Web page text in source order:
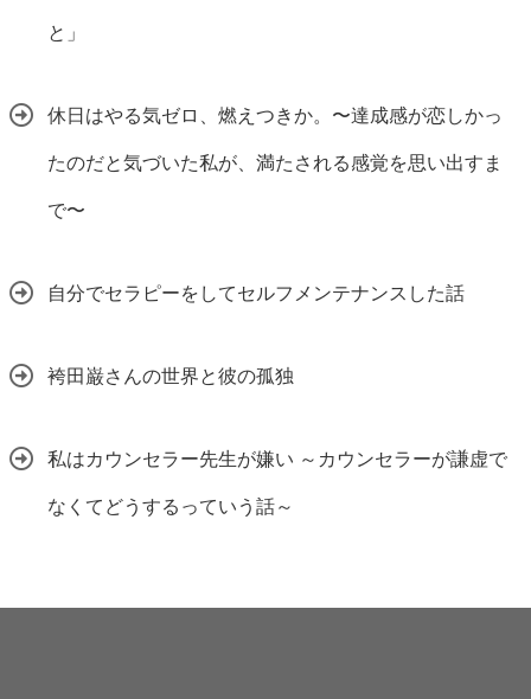
と」
休日はやる気ゼロ、燃えつきか。〜達成感が恋しかっ
たのだと気づいた私が、満たされる感覚を思い出すま
で〜
自分でセラピーをしてセルフメンテナンスした話
袴田巌さんの世界と彼の孤独
私はカウンセラー先生が嫌い ～カウンセラーが謙虚で
なくてどうするっていう話～